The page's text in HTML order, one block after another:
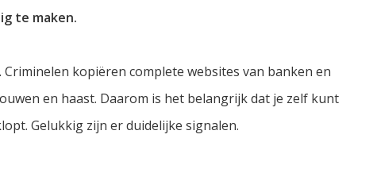
te maken.
kopiëren complete websites van banken en
en haast. Daarom is het belangrijk dat je zelf kunt
Gelukkig zijn er duidelijke signalen.